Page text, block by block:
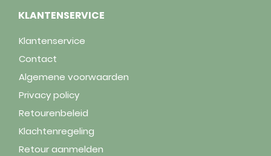
KLANTENSERVICE
Klantenservice
Contact
Algemene voorwaarden
Privacy policy
Retourenbeleid
Klachtenregeling
Retour aanmelden